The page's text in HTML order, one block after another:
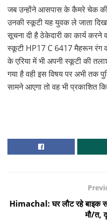
जब उन्होंने आसपास के कैमरे चेक
उनकी स्कूटी यह युवक ले जाता
सूचना दी है ठेकेदारी का कार्य करने
स्कूटी HP17 C 6417 मैहरून रंग
के एरिया में भी अपनी स्कूटी की
गया है वही इस विषय पर अभी तक
सामने आएगा तो वह भी प्रकाशित
Himachal: घर लौट रहे बाइक
मौ/त,